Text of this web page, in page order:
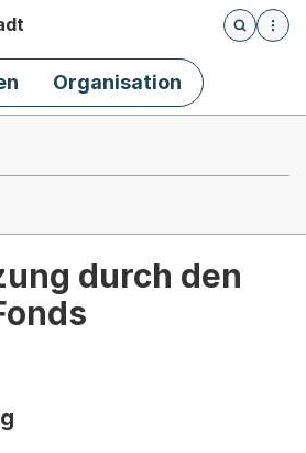
Öffnet
Organisation
durch den